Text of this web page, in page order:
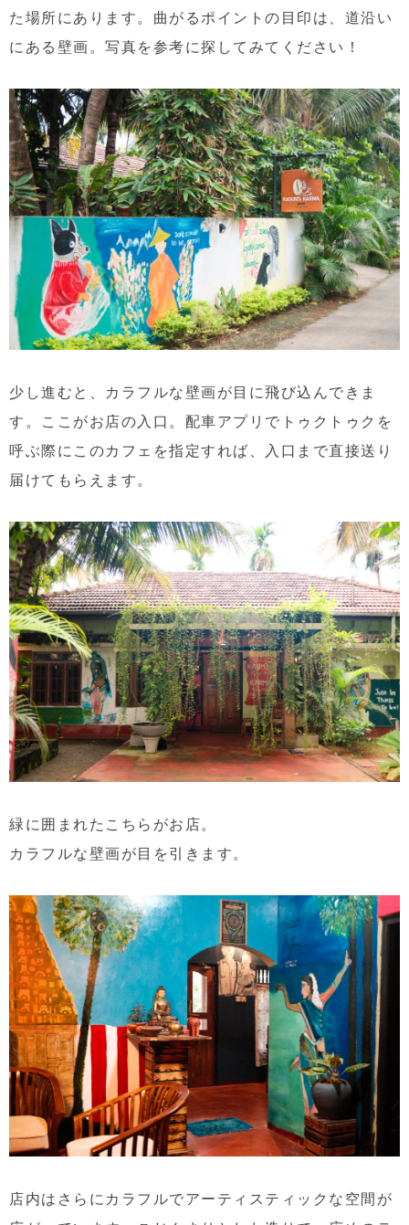
た場所にあります。曲がるポイントの目印は、道沿い
にある壁画。写真を参考に探してみてください！
少し進むと、カラフルな壁画が目に飛び込んできま
す。ここがお店の入口。配車アプリでトゥクトゥクを
呼ぶ際にこのカフェを指定すれば、入口まで直接送り
届けてもらえます。
緑に囲まれたこちらがお店。
カラフルな壁画が目を引きます。
店内はさらにカラフルでアーティスティックな空間が